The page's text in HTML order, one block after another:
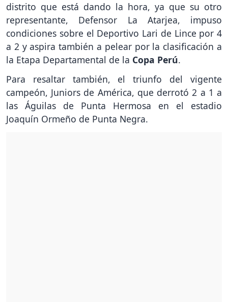
distrito que está dando la hora, ya que su otro
representante, Defensor La Atarjea, impuso
condiciones sobre el Deportivo Lari de Lince por 4
a 2 y aspira también a pelear por la clasificación a
la Etapa Departamental de la Copa Perú.
Para resaltar también, el triunfo del vigente
campeón, Juniors de América, que derrotó 2 a 1 a
las Águilas de Punta Hermosa en el estadio
Joaquín Ormeño de Punta Negra.